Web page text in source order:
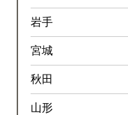
岩手
宮城
秋田
山形